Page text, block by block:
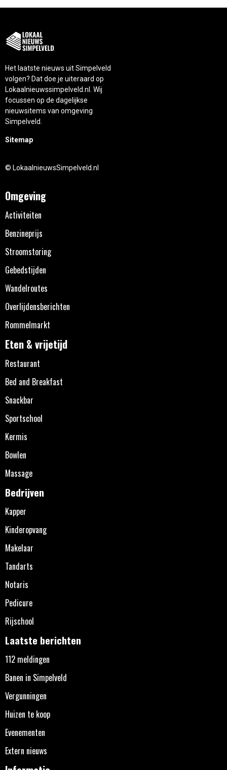
Het laatste nieuws uit Simpelveld
volgen? Dat doe je uiteraard op
Lokaalnieuwssimpelveld.nl. Wij
focussen op de dagelijkse
nieuwsitems van omgeving
Simpelveld.
Sitemap
© LokaalnieuwsSimpelveld.nl
Omgeving
Activiteiten
Benzineprijs
Stroomstoring
Gebedstijden
Wandelroutes
Overlijdensberichten
Rommelmarkt
Eten & vrijetijd
Restaurant
Bed and Breakfast
Snackbar
Sportschool
Kermis
Bowlen
Massage
Bedrijven
Kapper
Kinderopvang
Makelaar
Tandarts
Notaris
Pedicure
Rijschool
Laatste berichten
112 meldingen
Banen in Simpelveld
Vergunningen
Huizen te koop
Evenementen
Extern nieuws